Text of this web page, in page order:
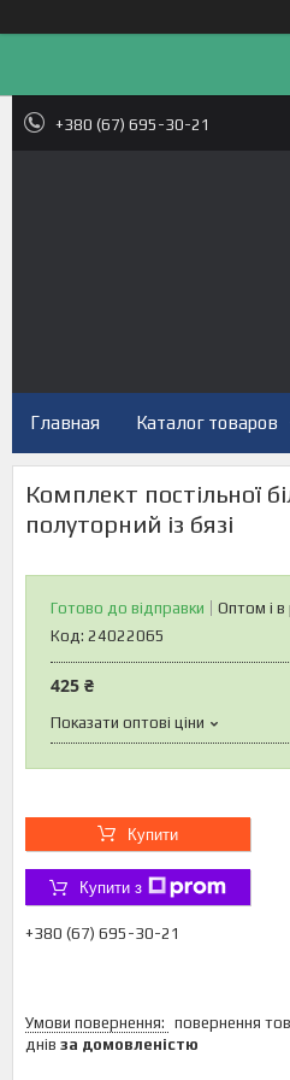
+380 (67) 695-30-21
Главная Каталог товаров
Комплект постільної
полуторний із бязі
Готово до відправки
Оптом і в
Код: 24022065
425 ₴
Показати оптові ціни
Купити
Купити з
+380 (67) 695-30-21
повернення
днів за домовленістю